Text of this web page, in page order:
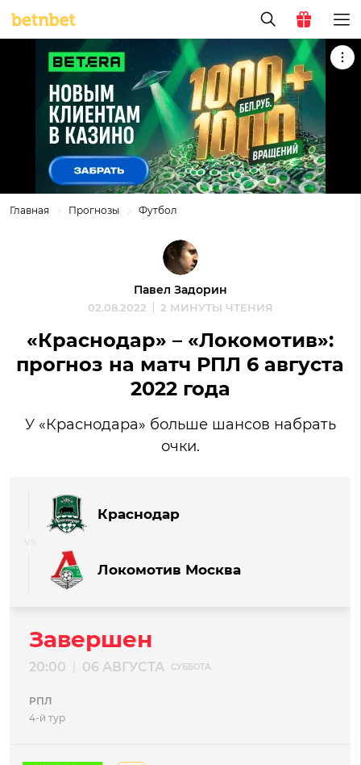
Главная Прогнозы Футбол
Павел Задорин
02.08.2022 2 МИНУТЫ ЧТЕНИЯ
«Краснодар» – «Локомотив»:
прогноз на матч РПЛ 6 августа
2022 года
У «Краснодара» больше шансов набрать
очки.
Краснодар
Локомотив Москва
Завершен
20:00 06 АВГУСТА СУББОТА
РПЛ
4-й тур